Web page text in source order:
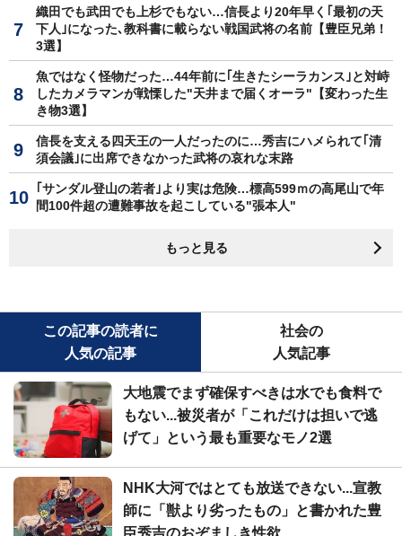
織田でも武田でも上杉でもない…信長より20年早く｢最初の天
下人｣になった､教科書に載らない戦国武将の名前【豊臣兄弟！
3選】
魚ではなく怪物だった…44年前に｢生きたシーラカンス｣と対峙
したカメラマンが戦慄した"天井まで届くオーラ"【変わった生
き物3選】
信長を支える四天王の一人だったのに…秀吉にハメられて｢清
須会議｣に出席できなかった武将の哀れな末路
｢サンダル登山の若者｣より実は危険…標高599ｍの高尾山で年
間100件超の遭難事故を起こしている"張本人"
もっと見る
この記事の読者に
人気の記事
社会の
人気記事
大地震でまず確保すべきは水でも食料で
もない...被災者が「これだけは担いで逃
げて」という最も重要なモノ2選
NHK大河ではとても放送できない...宣教
師に「獣より劣ったもの」と書かれた豊
臣秀吉のおぞましき性欲